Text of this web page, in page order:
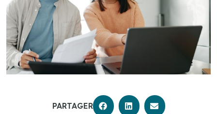
PARTAGER